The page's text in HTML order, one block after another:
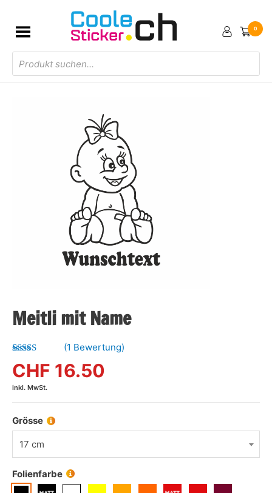
Products
search
0
Meitli mit Name
5.00 von 5,
basierend
auf
(1 Bewertung)
CHF 16.50
inkl. MwSt.
Grösse
17 cm
Folienfarbe